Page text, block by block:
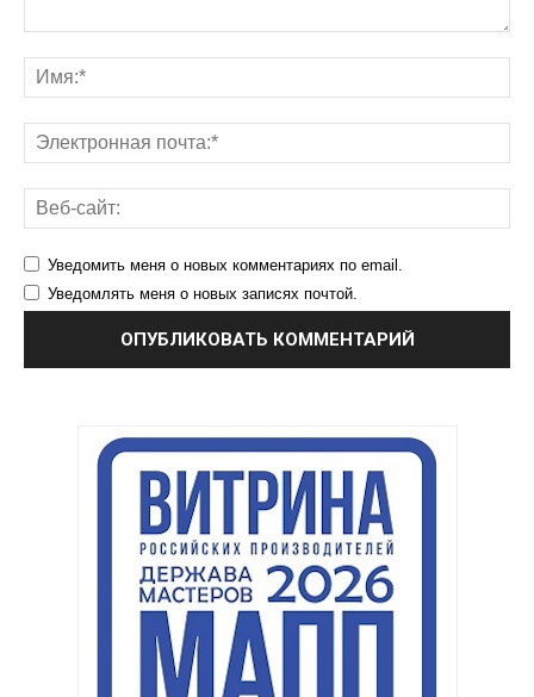
Уведомить меня о новых комментариях по email.
Уведомлять меня о новых записях почтой.